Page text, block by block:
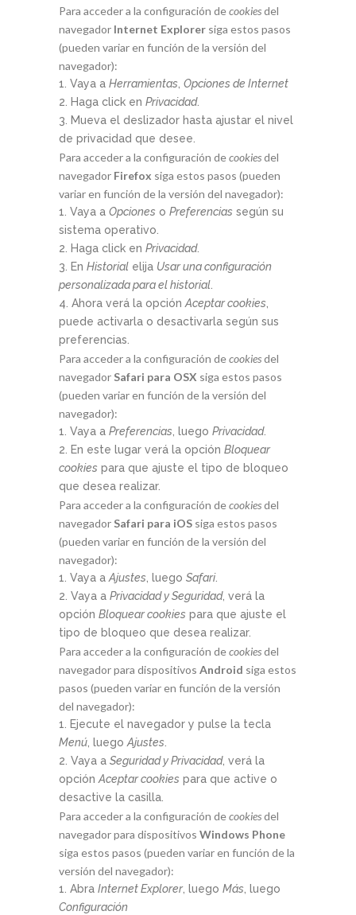
Para acceder a la configuración decookiesdel
navegador Internet Explorer siga estos pasos
(pueden variar en función de la versión del
navegador):
Vaya a Herramientas, Opciones de Internet
Haga click en Privacidad.
Mueva el deslizador hasta ajustar el nivel
de privacidad que desee.
Para acceder a la configuración decookiesdel
navegador Firefox siga estos pasos (pueden
variar en función de la versión del navegador):
Vaya a Opciones o Preferencias según su
sistema operativo.
Haga click en Privacidad.
En Historial elija Usar una configuración
personalizada para el historial.
Ahora verá la opciónAceptar cookies,
puede activarla o desactivarla según sus
preferencias.
Para acceder a la configuración decookiesdel
navegador Safari para OSX siga estos pasos
(pueden variar en función de la versión del
navegador):
Vaya a Preferencias, luego Privacidad.
En este lugar verá la opción Bloquear
cookies para que ajuste el tipo de bloqueo
que desea realizar.
Para acceder a la configuración decookiesdel
navegador Safari para iOS siga estos pasos
(pueden variar en función de la versión del
navegador):
Vaya aAjustes, luego Safari.
Vaya a Privacidad y Seguridad, verá la
opción Bloquear cookies para que ajuste el
tipo de bloqueo que desea realizar.
Para acceder a la configuración decookiesdel
navegador para dispositivos Android siga estos
pasos (pueden variar en función de la versión
del navegador):
Ejecute el navegador y pulse la tecla
Menú, luegoAjustes.
Vaya a Seguridad y Privacidad, verá la
opciónAceptar cookies para que active o
desactive la casilla.
Para acceder a la configuración decookiesdel
navegador para dispositivos Windows Phone
siga estos pasos (pueden variar en función de la
versión del navegador):
Abra Internet Explorer, luego Más, luego
Configuración